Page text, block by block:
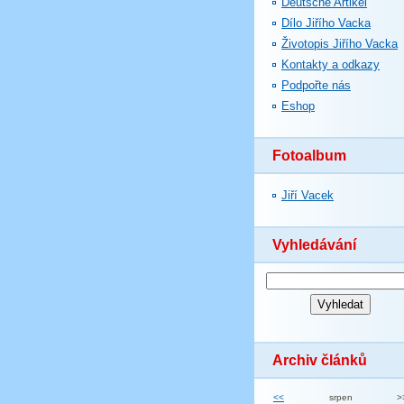
Dílo Jiřího Vacka
Životopis Jiřího Vacka
Kontakty a odkazy
Podpořte nás
Eshop
Fotoalbum
Jiří Vacek
Vyhledávání
Archiv článků
<< srpen